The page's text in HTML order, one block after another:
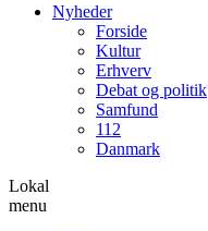
Nyheder
Forside
Kultur
Erhverv
Debat og politik
Samfund
112
Danmark
Lokal
menu